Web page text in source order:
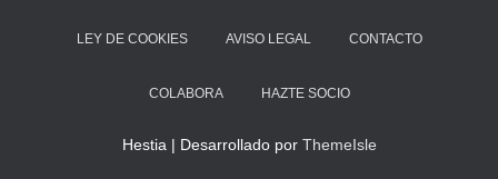
LEY DE COOKIES AVISO LEGAL CONTACTO
COLABORA HAZTE SOCIO
Hestia | Desarrollado por ThemeIsle